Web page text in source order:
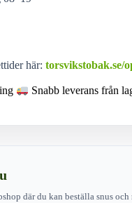
här: torsvikstobak.se/
Snabb leverans från
där du kan beställa snus